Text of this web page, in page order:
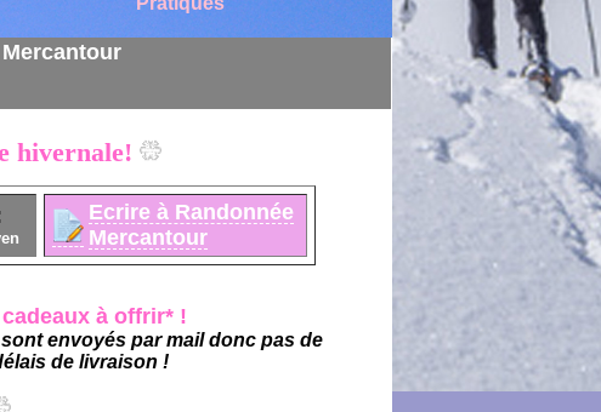
hivernale!
Ecrire à Randonnée
Mercantour
à offrir* !
envoyés par mail donc pas de
de livraison !